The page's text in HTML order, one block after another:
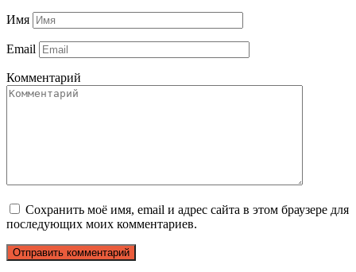
Имя
Email
Комментарий
Сохранить моё имя, email и адрес сайта в этом браузере для
последующих моих комментариев.